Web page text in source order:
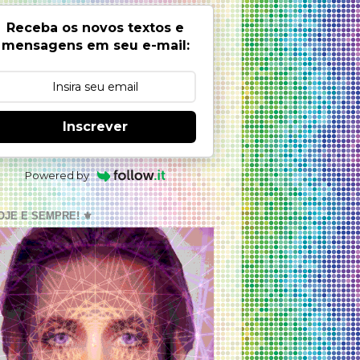
Receba os novos textos e
mensagens em seu e-mail:
Inscrever
Powered by
E SEMPRE! ⚜️